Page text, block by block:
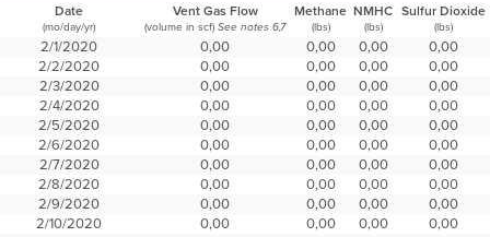
Date Vent Gas Flow Methane NMHC Sulfur Dioxide
(mo/day/yr) (volume in scf) See notes 6,7 (lbs) (lbs) (lbs)
2/1/2020 0,00 0,00 0,00
0,00
2/2/2020
0,00 0,00 0,00
0,00
2/3/2020
0,00 0,00 0,00
0,00
2/4/2020
0,00 0,00 0,00
0,00
2/5/2020
0,00 0,00 0,00
0,00
2/6/2020
0,00 0,00 0,00
0,00
2/7/2020
0,00 0,00 0,00
0,00
2/8/2020
0,00 0,00 0,00
0,00
2/9/2020
0,00 0,00 0,00
0,00
2/10/2020
0,00 0,00 0,00
0,00